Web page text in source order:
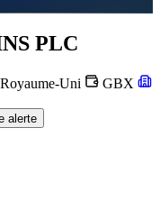
PLC
Royaume-Uni
GBX
alerte